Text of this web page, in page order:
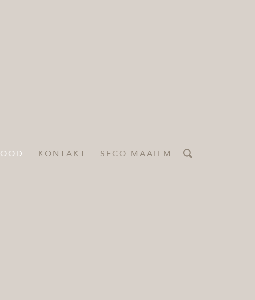
KONTAKT SECO MAAILM